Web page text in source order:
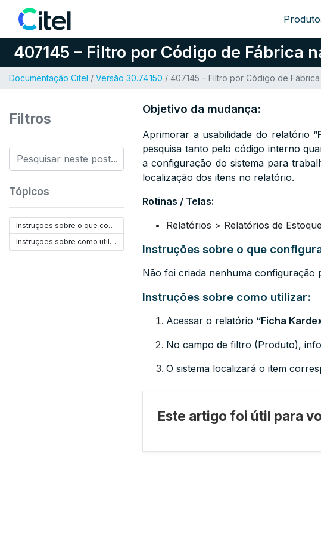
Pular para o conteúdo
407145 – Filtro por Código de Fábrica
Documentação Citel / Versão 30.74.150 / 407145 – Filtro por Código de
Filtros
Tópicos
Instruções sobre o que configurar:
Instruções sobre como utilizar:
Objetivo da mudança:
Aprimorar a usabilidade do relatório “
pesquisa tanto pelo código interno
a configuração do sistema para
localização dos itens no relatório.
Rotinas / Telas:
Relatórios > Relatórios de
Instruções sobre o que
Não foi criada nenhuma configuração
Instruções sobre como utilizar:
Acessar o relatório “Ficha
No campo de filtro (Produto),
O sistema localizará o item
Este artigo foi útil para